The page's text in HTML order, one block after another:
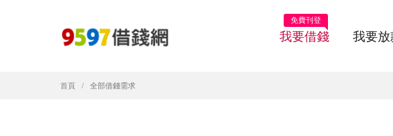
我要借錢
免費刊登
我要放
首頁 全部借錢需求